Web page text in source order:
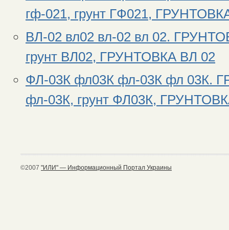
гф-021, грунт ГФ021,
ВЛ-02 вл02 вл-02 вл 02.
грунт ВЛ02, ГРУНТОВКА ВЛ 02
ФЛ-03К фл03К фл-03К фл 03К.
фл-03К, грунт ФЛ03К,
©2007 "ИЛИ" — Информационный Портал Украины